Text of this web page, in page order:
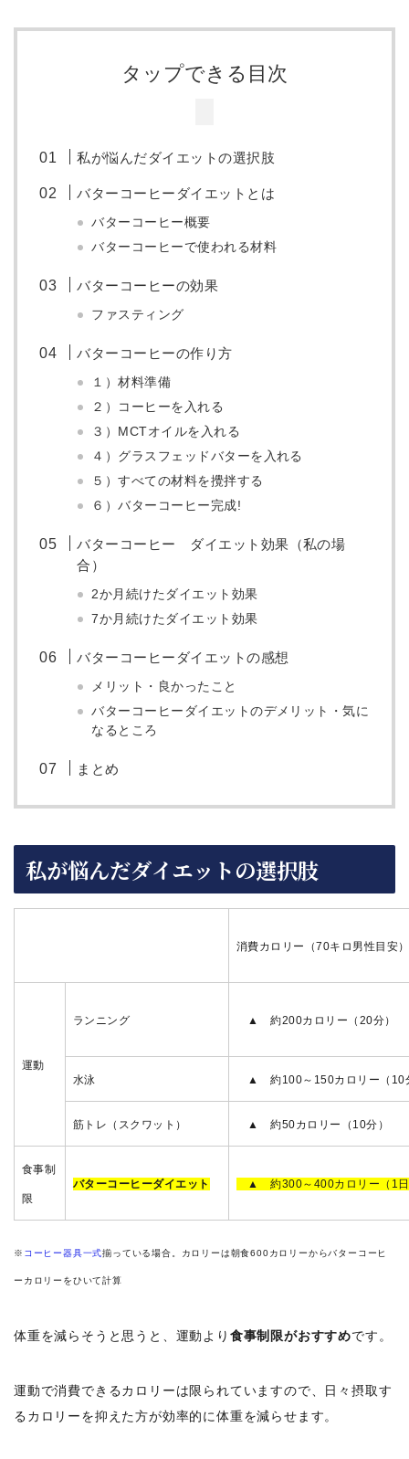
タップできる目次
私が悩んだダイエットの選択肢
バターコーヒーダイエットとは
バターコーヒー概要
バターコーヒーで使われる材料
バターコーヒーの効果
ファスティング
バターコーヒーの作り方
１）材料準備
２）コーヒーを入れる
３）MCTオイルを入れる
４）グラスフェッドバターを入れる
５）すべての材料を攪拌する
６）バターコーヒー完成!
バターコーヒー ダイエット効果（私の場
合）
2か月続けたダイエット効果
7か月続けたダイエット効果
バターコーヒーダイエットの感想
メリット・良かったこと
バターコーヒーダイエットのデメリット・気に
なるところ
まとめ
私が悩んだダイエットの選択肢
消費カロリー（70キロ男性目安）
運動
ランニング ▲ 約200カロリー（20分）
水泳 ▲ 約100～150カロリー（10
筋トレ（スクワット） ▲ 約50カロリー（10分）
食事制
限
バターコーヒーダイエット ▲ 約300～400カロリー（1
※ コーヒー器具一式揃っている場合。カロリーは朝食600カロリーからバターコーヒ
ーカロリーをひいて計算
体重を減らそうと思うと、運動より 食事制限がおすすめです。
運動で消費できるカロリーは限られていますので、日々摂取す
るカロリーを抑えた方が効率的に体重を減らせます。